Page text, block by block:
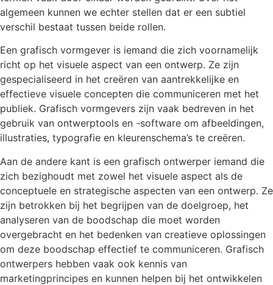
algemeen kunnen we echter stellen dat er een subtiel
verschil bestaat tussen beide rollen.
Een grafisch vormgever is iemand die zich voornamelijk
richt op het visuele aspect van een ontwerp. Ze zijn
gespecialiseerd in het creëren van aantrekkelijke en
effectieve visuele concepten die communiceren met het
publiek. Grafisch vormgevers zijn vaak bedreven in het
gebruik van ontwerptools en -software om afbeeldingen,
illustraties, typografie en kleurenschema’s te creëren.
Aan de andere kant is een grafisch ontwerper iemand die
zich bezighoudt met zowel het visuele aspect als de
conceptuele en strategische aspecten van een ontwerp. Ze
zijn betrokken bij het begrijpen van de doelgroep, het
analyseren van de boodschap die moet worden
overgebracht en het bedenken van creatieve oplossingen
om deze boodschap effectief te communiceren. Grafisch
ontwerpers hebben vaak ook kennis van
marketingprincipes en kunnen helpen bij het ontwikkelen